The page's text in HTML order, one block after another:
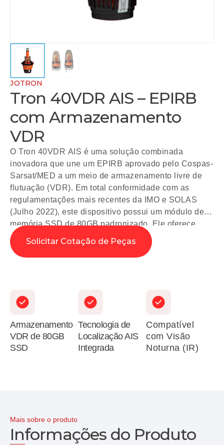
JOTRON
Tron 40VDR AIS – EPIRB
com Armazenamento
VDR
O Tron 40VDR AIS é uma solução combinada
inovadora que une um EPIRB aprovado pelo Cospas-
Sarsat/MED a um meio de armazenamento livre de
flutuação (VDR). Em total conformidade com as
regulamentações mais recentes da IMO e SOLAS
(Julho 2022), este dispositivo possui um módulo de
memória SSD de 80GB padronizado. Ele oferece
tecnologia de homing […]
Solicitar Cotação de Peças
Armazenamento
VDR de 80GB
SSD
Tecnologia de
Localização AIS
Integrada
Compatível
com Visão
Noturna (IR)
Mais sobre o produto
Informações do Produto